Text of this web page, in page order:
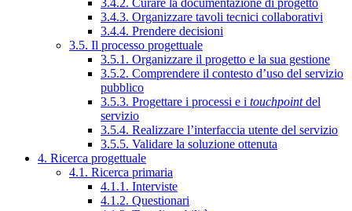
3.4.2. Curare la documentazione di progetto
3.4.3. Organizzare tavoli tecnici collaborativi
3.4.4. Prendere decisioni
3.5. Il processo progettuale
3.5.1. Organizzare il progetto e la sua gestione
3.5.2. Comprendere il contesto d’uso del servizio
pubblico
3.5.3. Progettare i processi e i touchpointdel
servizio
3.5.4. Realizzare l’interfaccia utente del servizio
3.5.5. Validare la soluzione ottenuta
4. Ricerca progettuale
4.1. Ricerca primaria
4.1.1. Interviste
4.1.2. Questionari